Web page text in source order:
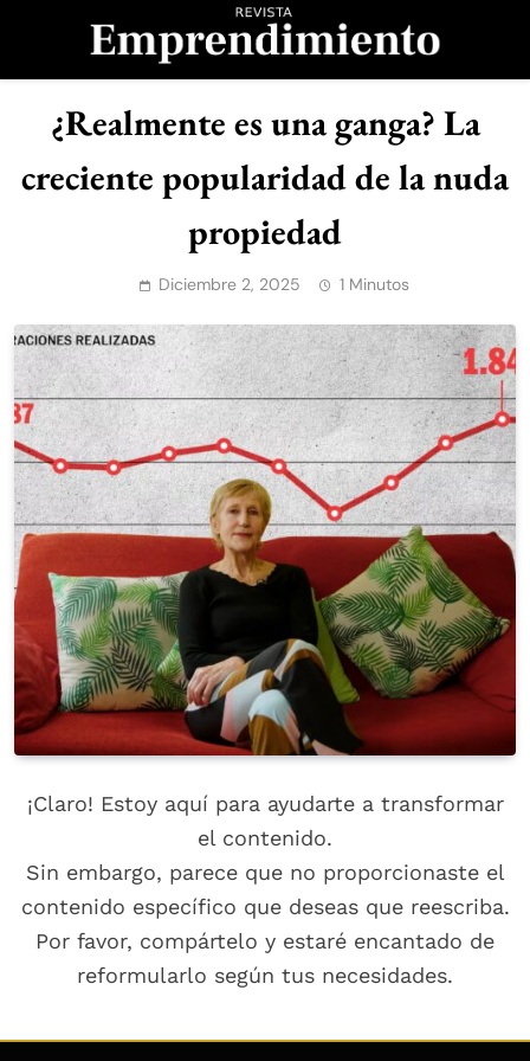
Revista
Emprendimiento
¿Realmente es una ganga? La
creciente popularidad de la nuda
propiedad
Diciembre 2, 2025 1 Minutos
¡Claro! Estoy aquí para ayudarte a transformar
el contenido.
Sin embargo, parece que no proporcionaste el
contenido específico que deseas que reescriba.
Por favor, compártelo y estaré encantado de
reformularlo según tus necesidades.